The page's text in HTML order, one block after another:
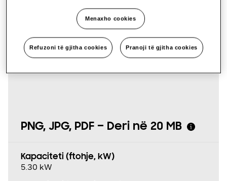
Specifikimet e
produktit
PNG, JPG, PDF – Deri në 20 MB
Kapaciteti (ftohje, kW)
5.30 kW
Menaxho cookies
Refuzoni të gjitha cookies Pranoji të gjitha cookies